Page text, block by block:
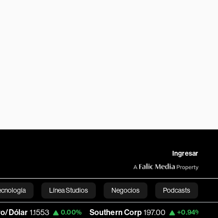
Ingresar
Línea Studios Negocios Podcasts
English
1.1553 0.00% Southern Corp 197.00 +0.94% Copa